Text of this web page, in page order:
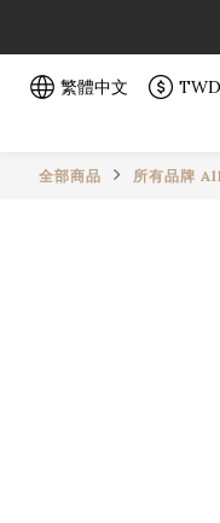
繁體中文
TWD
全部商品 所有品牌